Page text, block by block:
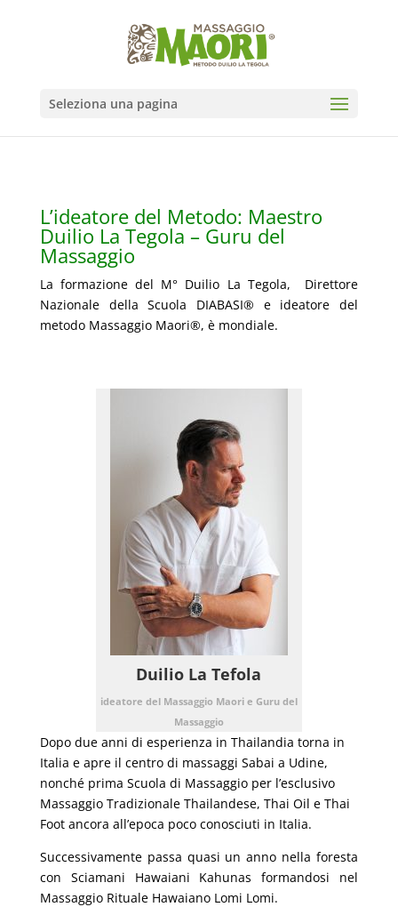
Seleziona una pagina
L’ideatore del Metodo: Maestro
Duilio La Tegola – Guru del
Massaggio
La formazione del M° Duilio La Tegola, Direttore
Nazionale della Scuola DIABASI® e ideatore del
metodo Massaggio Maori®, è mondiale.
Duilio La Tefola
ideatore del Massaggio Maori e Guru del
Massaggio
Dopo due anni di esperienza in Thailandia torna in
Italia e apre il centro di massaggi Sabai a Udine,
nonché prima Scuola di Massaggio per l’esclusivo
Massaggio Tradizionale Thailandese, Thai Oil e Thai
Foot ancora all’epoca poco conosciuti in Italia.
Successivamente passa quasi un anno nella foresta
con Sciamani Hawaiani Kahunas formandosi nel
Massaggio Rituale Hawaiano Lomi Lomi.